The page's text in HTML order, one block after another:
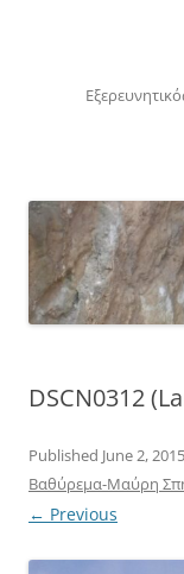
DSCN0312
Published June 2, 2015
Βαθύρεμα-Μαύρη
← Previous